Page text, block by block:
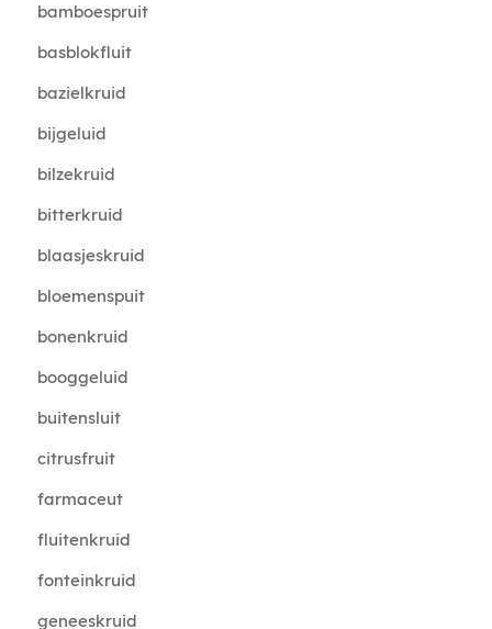
bamboespruit
basblokfluit
bazielkruid
bijgeluid
bilzekruid
bitterkruid
blaasjeskruid
bloemenspuit
bonenkruid
booggeluid
buitensluit
citrusfruit
farmaceut
fluitenkruid
fonteinkruid
geneeskruid